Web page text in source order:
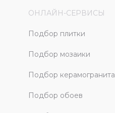
ОНЛАЙН-СЕРВИСЫ
Подбор плитки
Подбор мозаики
Подбор керамогранита
Подбор обоев